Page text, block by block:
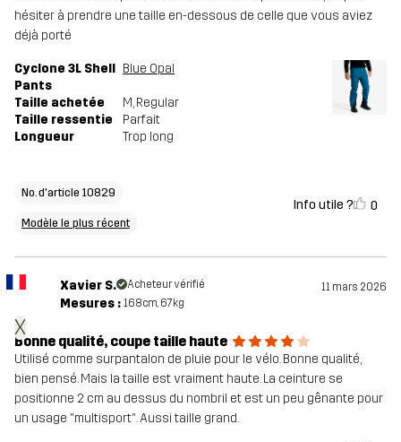
hésiter à prendre une taille en-dessous de celle que vous aviez
déjà porté
Cyclone 3L Shell
Pants
Blue Opal
Taille achetée M, Regular
Taille ressentie
Parfait
Longueur
Trop long
No. d'article 10829
Modèle le plus récent
Info utile ? 0
X
Xavier S. Acheteur vérifié 11 mars 2026
Mesures : 168cm, 67kg
Bonne qualité, coupe taille haute
Utilisé comme surpantalon de pluie pour le vélo. Bonne qualité,
bien pensé. Mais la taille est vraiment haute. La ceinture se
positionne 2 cm au dessus du nombril et est un peu gênante pour
un usage "multisport". Aussi taille grand.